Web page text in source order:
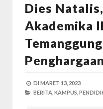
Dies
Akademika
Penghargaan
DI MARET 13, 2023
BERITA, KAMPUS,